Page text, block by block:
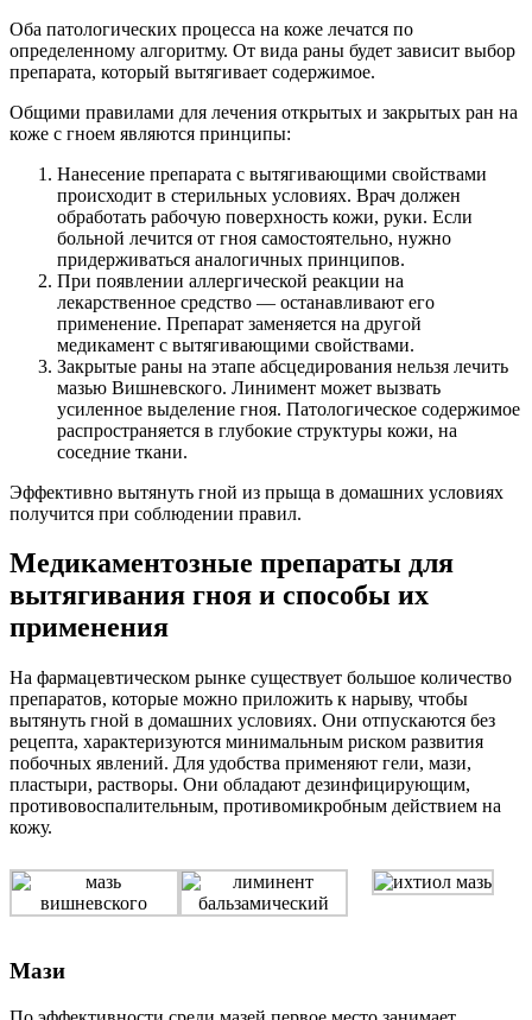
Оба патологических процесса на коже лечатся по
определенному алгоритму. От вида раны будет зависит выбор
препарата, который вытягивает содержимое.
Общими правилами для лечения открытых и закрытых ран на
коже с гноем являются принципы:
Нанесение препарата с вытягивающими свойствами
происходит в стерильных условиях. Врач должен
обработать рабочую поверхность кожи, руки. Если
больной лечится от гноя самостоятельно, нужно
придерживаться аналогичных принципов.
При появлении аллергической реакции на
лекарственное средство — останавливают его
применение. Препарат заменяется на другой
медикамент с вытягивающими свойствами.
Закрытые раны на этапе абсцедирования нельзя лечить
мазью Вишневского. Линимент может вызвать
усиленное выделение гноя. Патологическое содержимое
распространяется в глубокие структуры кожи, на
соседние ткани.
Эффективно вытянуть гной из прыща в домашних условиях
получится при соблюдении правил.
Медикаментозные препараты для
вытягивания гноя и способы их
применения
На фармацевтическом рынке существует большое количество
препаратов, которые можно приложить к нарыву, чтобы
вытянуть гной в домашних условиях. Они отпускаются без
рецепта, характеризуются минимальным риском развития
побочных явлений. Для удобства применяют гели, мази,
пластыри, растворы. Они обладают дезинфицирующим,
противовоспалительным, противомикробным действием на
кожу.
Мази